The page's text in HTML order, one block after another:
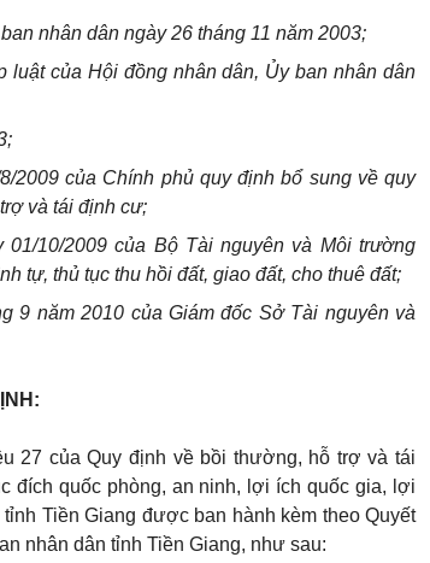
nhân dân ngày 26 tháng 11 năm 2003;
luật của Hội đồng nhân dân, Ủy ban nhân dân
2009 của Chính phủ quy định bổ sung về quy
và tái định cư;
10/2009 của Bộ Tài nguyên và Môi trường
tự, thủ tục thu hồi đất, giao đất, cho thuê đất;
9 năm 2010 của Giám đốc Sở Tài nguyên và
27 của Quy định về bồi thường, hỗ trợ và tái
đích quốc phòng, an ninh, lợi ích quốc gia, lợi
Tiền Giang được ban hành kèm theo Quyết
nhân dân tỉnh Tiền Giang, như sau: